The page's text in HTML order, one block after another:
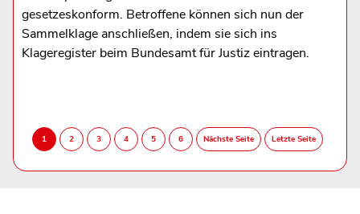
gesetzeskonform. Betroffene können sich nun der
Sammelklage anschließen, indem sie sich ins
Klageregister beim Bundesamt für Justiz eintragen.